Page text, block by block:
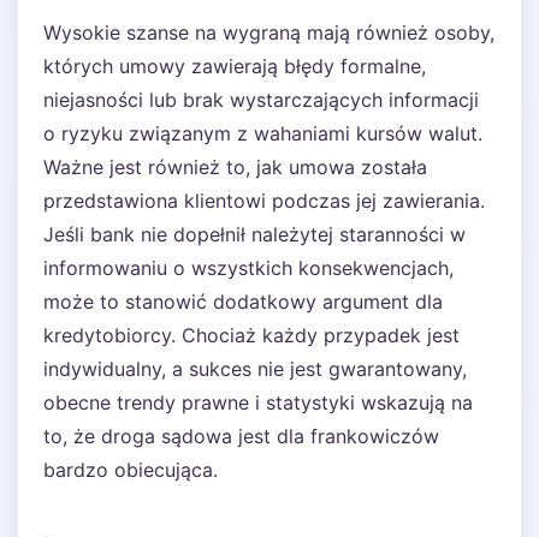
Wysokie szanse na wygraną mają również osoby,
których umowy zawierają błędy formalne,
niejasności lub brak wystarczających informacji
o ryzyku związanym z wahaniami kursów walut.
Ważne jest również to, jak umowa została
przedstawiona klientowi podczas jej zawierania.
Jeśli bank nie dopełnił należytej staranności w
informowaniu o wszystkich konsekwencjach,
może to stanowić dodatkowy argument dla
kredytobiorcy. Chociaż każdy przypadek jest
indywidualny, a sukces nie jest gwarantowany,
obecne trendy prawne i statystyki wskazują na
to, że droga sądowa jest dla frankowiczów
bardzo obiecująca.